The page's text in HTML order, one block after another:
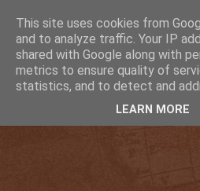
This site uses cookies from
and to analyze traffic. Your IP
shared with Google along with
metrics to ensure quality of
statistics, and to detect and
LEARN MORE